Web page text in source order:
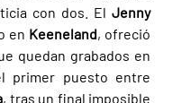
con dos. El Jenny
en Keeneland, ofreció
quedan grabados en
, tras un final imposible